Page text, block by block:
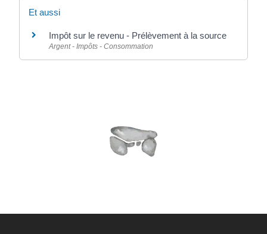
Et aussi
Impôt sur le revenu - Prélèvement à la source
Argent - Impôts - Consommation